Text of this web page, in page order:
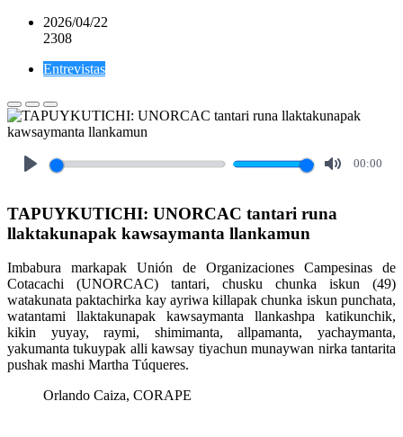
2026/04/22
2308
Entrevistas
00:00
TAPUYKUTICHI: UNORCAC tantari runa
llaktakunapak kawsaymanta llankamun
Imbabura markapak Unión de Organizaciones Campesinas de
Cotacachi (UNORCAC) tantari, chusku chunka iskun (49)
watakunata paktachirka kay ayriwa killapak chunka iskun punchata,
watantami llaktakunapak kawsaymanta llankashpa katikunchik,
kikin yuyay, raymi, shimimanta, allpamanta, yachaymanta,
yakumanta tukuypak alli kawsay tiyachun munaywan nirka tantarita
pushak mashi Martha Túqueres.
Orlando Caiza, CORAPE